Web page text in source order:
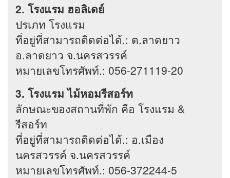
2. โรงแรม ฮอลิเดย์
ปรเภท โรงแรม
ที่อยู่ที่สามารถติดต่อได้.: ต.ลาดยาว
อ.ลาดยาว จ.นครสวรรค์
หมายเลขโทรศัพท์.: 056-271119-20
3. โรงแรม ไม้หอมรีสอร์ท
ลักษณะของสถานที่พัก คือ โรงแรม &
รีสอร์ท
ที่อยู่ที่สามารถติดต่อได้.: อ.เมือง
นครสวรรค์ จ.นครสวรรค์
หมายเลขโทรศัพท์.: 056-372244-5